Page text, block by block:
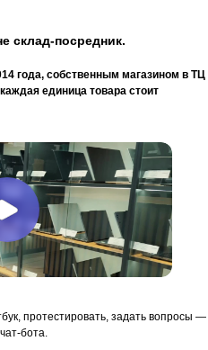
склад-посредник.
года, собственным магазином в ТЦ
единица товара стоит
протестировать, задать вопросы —
бота.